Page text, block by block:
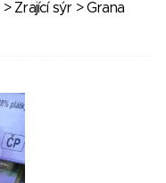
> Zrající sýr> Grana